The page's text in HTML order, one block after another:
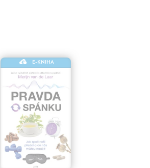
E-KNIHA